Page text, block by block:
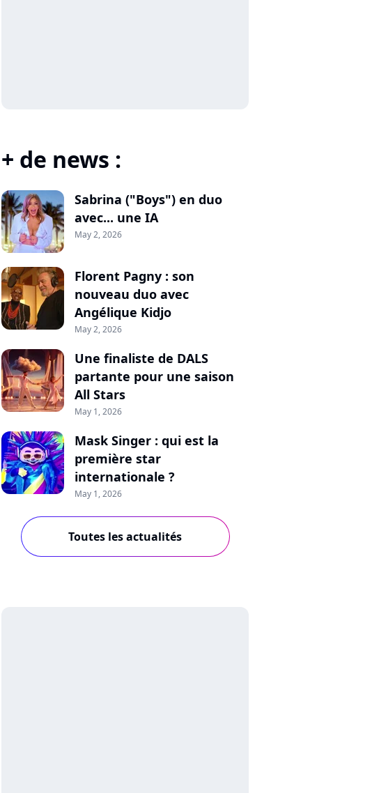
+ de news :
Sabrina ("Boys") en duo
avec... une IA
May 2, 2026
Florent Pagny : son
nouveau duo avec
Angélique Kidjo
May 2, 2026
Une finaliste de DALS
partante pour une saison
All Stars
May 1, 2026
Mask Singer : qui est la
première star
internationale ?
May 1, 2026
Toutes les actualités